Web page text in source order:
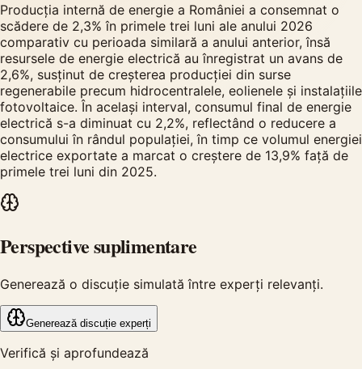
Producția internă de energie a României a consemnat o
scădere de 2,3% în primele trei luni ale anului 2026
comparativ cu perioada similară a anului anterior, însă
resursele de energie electrică au înregistrat un avans de
2,6%, susținut de creșterea producției din surse
regenerabile precum hidrocentralele, eolienele și instalațiile
fotovoltaice. În același interval, consumul final de energie
electrică s-a diminuat cu 2,2%, reflectând o reducere a
consumului în rândul populației, în timp ce volumul energiei
electrice exportate a marcat o creștere de 13,9% față de
primele trei luni din 2025.
Perspective suplimentare
Generează o discuție simulată între experți relevanți.
Generează discuție experți
Verifică și aprofundează